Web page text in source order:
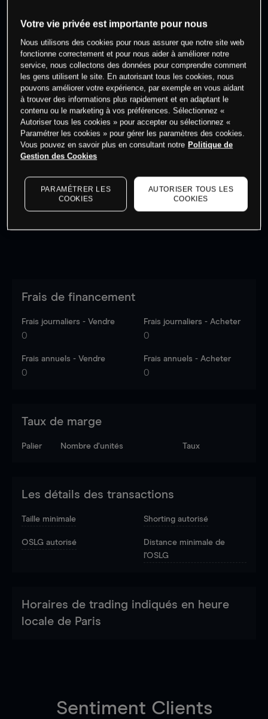
0 % des clients ont une position à
cet actif
Commencez à trader
dernières données du marché.Log into see latest
market data
Frais de financement
Frais journaliers - Vendre
0
Frais journaliers - Acheter
0
Frais annuels - Vendre
0
Frais annuels - Acheter
0
Taux de marge
Palier Nombre d’unités Taux
Les détails des transactions
Taille minimale Shorting autorisé
OSLG autorisé
Distance minimale de
l'OSLG
Horaires de trading indiqués en heure
locale de Paris
Sentiment Clients
Votre vie privée est importante pour nous
Nous utilisons des cookies pour nous assurer que notre site web
fonctionne correctement et pour nous aider à améliorer notre
service, nous collectons des données pour comprendre comment
les gens utilisent le site. En autorisant tous les cookies, nous
pouvons améliorer votre expérience, par exemple en vous aidant
à trouver des informations plus rapidement et en adaptant le
contenu ou le marketing à vos préférences. Sélectionnez «
Autoriser tous les cookies » pour accepter ou sélectionnez «
Paramétrer les cookies » pour gérer les paramètres des cookies.
Vous pouvez en savoir plus en consultant notre Politique de
Gestion des Cookies
PARAMÉTRER LES
COOKIES
AUTORISER TOUS LES
COOKIES